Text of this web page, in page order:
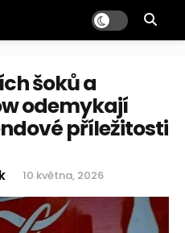
šoků a
odemykají
příležitosti
10 května, 2026